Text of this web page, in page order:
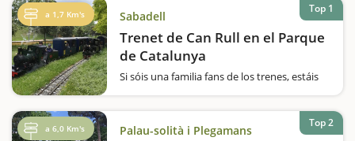
a 1,7 Km's Sabadell
Trenet de Can Rull en el Parque
de Catalunya
Si sóis una familia fans de los trenes, estáis
circuito largo, con más de 3 kilómetros de
vías y que lo convierte…
Top 1
a 6,0 Km's Palau-solità i Plegamans
Top 2